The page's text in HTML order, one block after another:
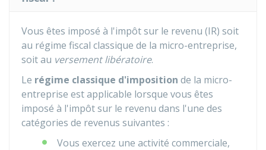
Vous êtes imposé à l'impôt sur le revenu (IR) soit
au régime fiscal classique de la micro-entreprise,
soit au versement libératoire.
Le régime classique d'imposition de la micro-
entreprise est applicable lorsque vous êtes
imposé à l'impôt sur le revenu dans l'une des
catégories de revenus suivantes :
Vous exercez une activité commerciale,